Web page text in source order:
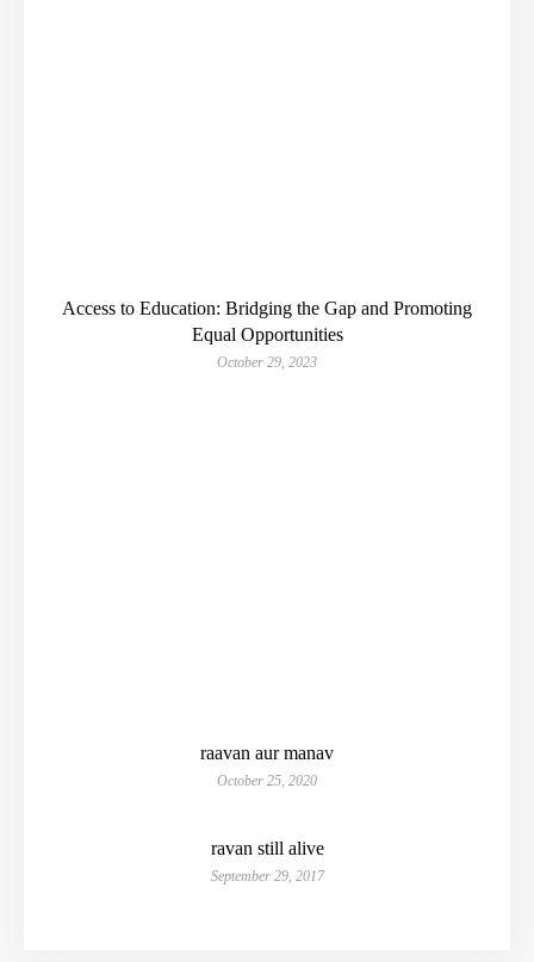
Access to Education: Bridging the Gap and Promoting
Equal Opportunities
October 29, 2023
raavan aur manav
October 25, 2020
ravan still alive
September 29, 2017